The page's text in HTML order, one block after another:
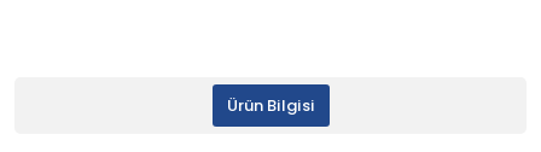
Ürün Bilgisi